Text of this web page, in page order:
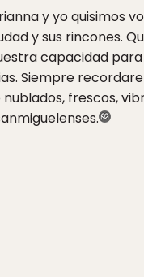
y yo quisimos
y sus rincones.
capacidad
Siempre
nublados, frescos,